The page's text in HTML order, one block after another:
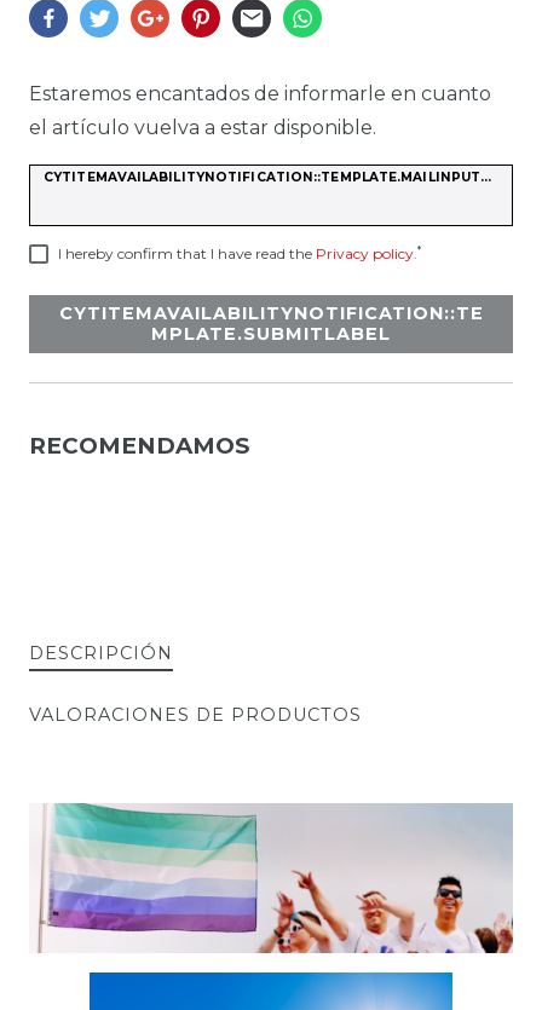
Estaremos encantados de informarle en cuanto
el artículo vuelva a estar disponible.
CYTITEMAVAILABILITYNOTIFICATION::TEMPLATE.MAILINPUTLABEL
I hereby confirm that I have read the Privacy policy.*
CYTITEMAVAILABILITYNOTIFICATION::TE
MPLATE.SUBMITLABEL
RECOMENDAMOS
DESCRIPCIÓN
VALORACIONES DE PRODUCTOS